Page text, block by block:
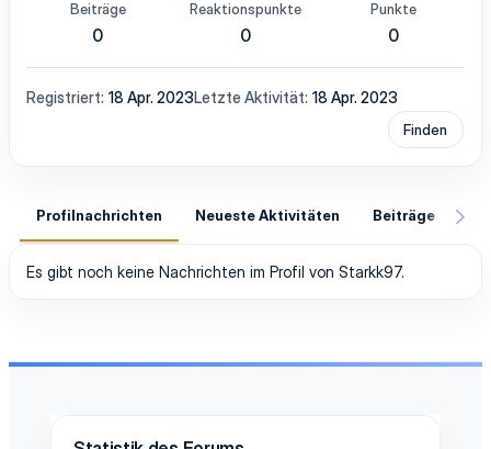
Beiträge
0
Reaktionspunkte
0
Punkte
0
Registriert 18 Apr. 2023Letzte Aktivität 18 Apr. 2023
Finden
Profilnachrichten Neueste Aktivitäten Beiträge
Es gibt noch keine Nachrichten im Profil von Starkk97.